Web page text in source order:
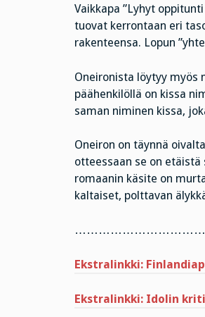
Vaikkapa ”Lyhyt
tuovat kerrontaan eri
rakenteensa. Lopun
Oneironista löytyy myös
päähenkilöllä on kissa
saman niminen kissa,
Oneiron on täynnä
otteessaan se on
romaanin käsite on
kaltaiset, polttavan
Ekstralinkki:
Ekstralinkki: Idolin